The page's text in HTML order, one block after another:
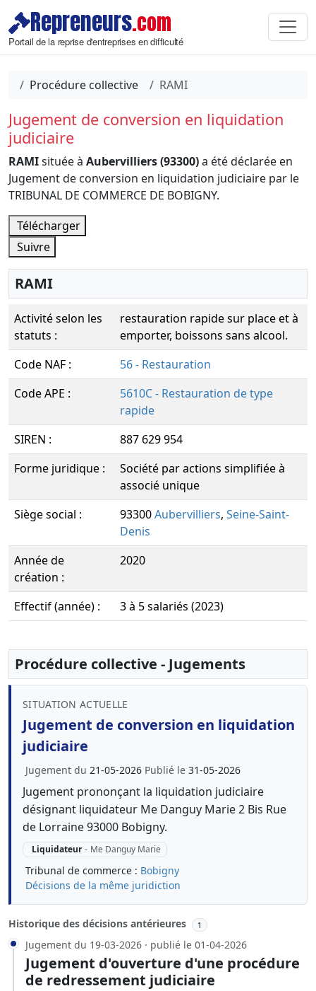
Repreneurs.com
Portail de la reprise d'entreprises en difficulté
Procédure collective RAMI
Jugement de conversion en liquidation
judiciaire
RAMIsituée à Aubervilliers (93300)a été déclarée en
Jugement de conversion en liquidation judiciaire par le
TRIBUNAL DE COMMERCE DE BOBIGNY.
Télécharger
Suivre
RAMI
Activité selon les
statuts :
restauration rapide sur place et à
emporter, boissons sans alcool.
Code NAF :
56 - Restauration
Code APE :
5610C - Restauration de type
rapide
SIREN :
887 629 954
Forme juridique :
Société par actions simplifiée à
associé unique
Siège social :
93300Aubervilliers, Seine-Saint-
Denis
Année de
création :
2020
Effectif (année) : 3 à 5 salariés (2023)
Procédure collective - Jugements
SITUATION ACTUELLE
Jugement de conversion en liquidation
judiciaire
Jugement du 21-05-2026 Publié le 31-05-2026
Jugement prononçant la liquidation judiciaire
désignant liquidateur Me Danguy Marie 2 Bis Rue
de Lorraine 93000 Bobigny.
Liquidateur - Me Danguy Marie
Tribunal de commerce : Bobigny
Décisions de la même juridiction
Historique des décisions antérieures 1
Jugement du 19-03-2026 · publié le 01-04-2026
Jugement d'ouverture d'une procédure
de redressement judiciaire